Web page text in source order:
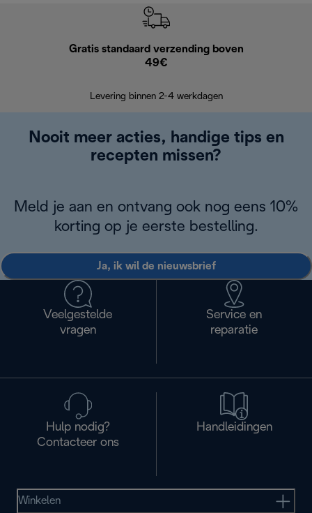
Gratis standaard verzending boven
49€
Levering binnen 2-4 werkdagen
Nooit meer acties, handige tips en
recepten missen?
Meld je aan en ontvang ook nog eens 10%
korting op je eerste bestelling.
Ja, ik wil de nieuwsbrief
Veelgestelde
vragen
Service en
reparatie
Hulp nodig?
Contacteer ons
Handleidingen
Winkelen